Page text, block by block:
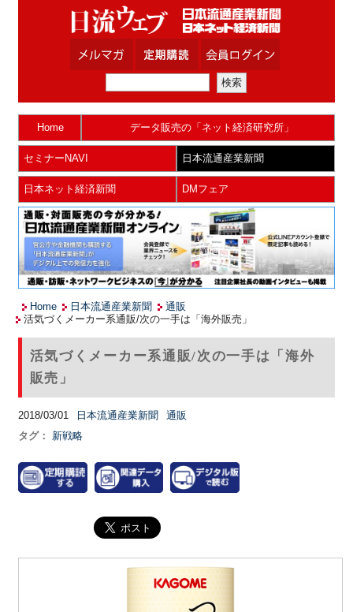
Home データ販売の「ネット経済研究所」
セミナーNAVI 日本流通産業新聞
日本ネット経済新聞 DMフェア
Home 日本流通産業新聞
通販
活気づくメーカー系通販/次の一手は「海外販売」
活気づくメーカー系通販/次の一手は「海外
販売」
2018/03/01 日本流通産業新聞
通販
タグ：
新戦略